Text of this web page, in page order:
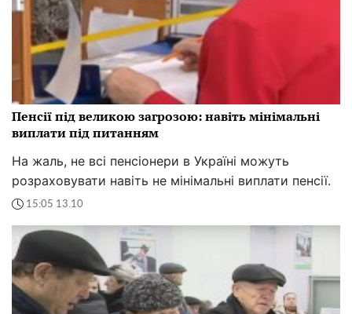
Пенсії під великою загрозою: навіть мінімальні
виплати під питанням
На жаль, не всі пенсіонери в Україні можуть
розраховувати навіть не мінімальні виплати пенсії.
15:05 13.10